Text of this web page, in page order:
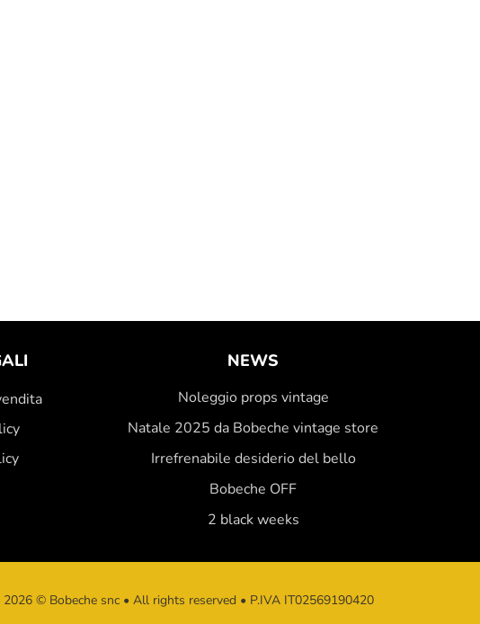
NEWS
Noleggio props vintage
Natale 2025 da Bobeche vintage store
Irrefrenabile desiderio del bello
Bobeche OFF
2 black weeks
© Bobeche snc • All rights reserved • P.IVA IT02569190420